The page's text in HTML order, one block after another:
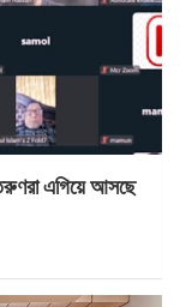
এগিয়ে আসছে